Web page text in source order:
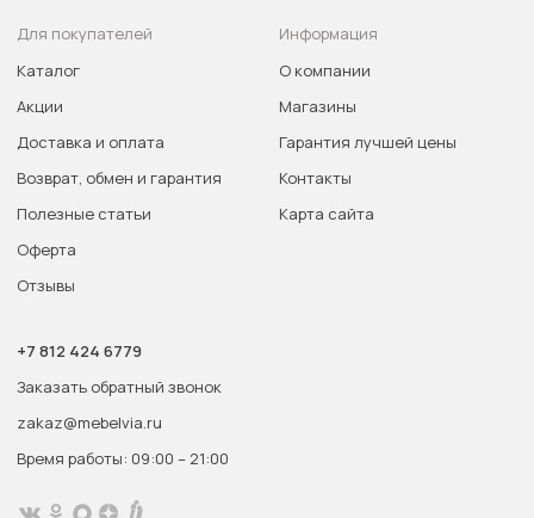
Для покупателей
Каталог
Акции
Доставка и оплата
Возврат, обмен и гарантия
Полезные статьи
Оферта
Отзывы
Информация
О компании
Магазины
Гарантия лучшей цены
Контакты
Карта сайта
+7 812 424 6779
Заказать обратный звонок
zakaz@mebelvia.ru
Время работы: 09:00 – 21:00